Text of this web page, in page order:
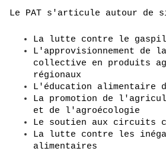
Le PAT s'articule autour de
La lutte contre le
L'approvisionnement de
collective en produits
régionaux
L'éducation alimentaire
La promotion de
et de l'agroécologie
Le soutien aux circuits
La lutte contre les
alimentaires